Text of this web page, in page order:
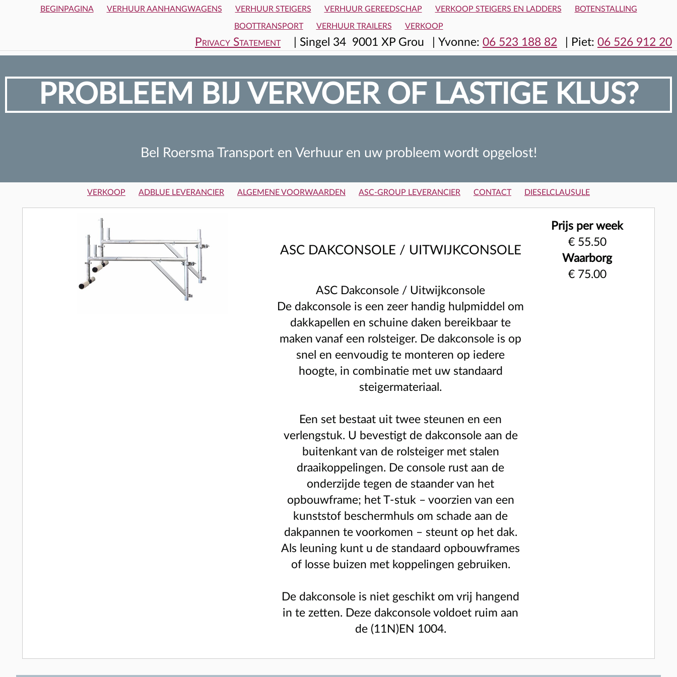
BEGINPAGINA VERHUUR AANHANGWAGENS VERHUUR STEIGERS VERHUUR GEREEDSCHAP VERKOOP STEIGERS EN LADDERS BOTENSTALLING
BOOTTRANSPORT VERHUUR TRAILERS VERKOOP
Piet: 06 526 912 20
Yvonne: 06 523 188 82
Singel 34 9001 XP Grou
Privacy Statement
PROBLEEM BIJ VERVOER OF LASTIGE KLUS?
Bel Roersma Transport en Verhuur en uw probleem wordt opgelost!
VERKOOP ADBLUE LEVERANCIER ALGEMENE VOORWAARDEN ASC-GROUP LEVERANCIER CONTACT DIESELCLAUSULE
ASC DAKCONSOLE / UITWIJKCONSOLE
ASC Dakconsole / Uitwijkconsole
De dakconsole is een zeer handig hulpmiddel om
dakkapellen en schuine daken bereikbaar te
maken vanaf een rolsteiger. De dakconsole is op
snel en eenvoudig te monteren op iedere
hoogte, in combinatie met uw standaard
steigermateriaal.
Een set bestaat uit twee steunen en een
verlengstuk. U bevestigt de dakconsole aan de
buitenkant van de rolsteiger met stalen
draaikoppelingen. De console rust aan de
onderzijde tegen de staander van het
opbouwframe; het T-stuk – voorzien van een
kunststof beschermhuls om schade aan de
dakpannen te voorkomen – steunt op het dak.
Als leuning kunt u de standaard opbouwframes
of losse buizen met koppelingen gebruiken.
De dakconsole is niet geschikt om vrij hangend
in te zetten. Deze dakconsole voldoet ruim aan
de (11N)EN 1004.
Prijs per week
€ 55.50
Waarborg
€ 75.00